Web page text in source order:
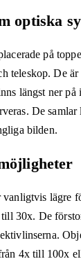
optiska
på
teleskop. De är
längst ner på
De
bilden.
lägre
30x. De
4x till 100x